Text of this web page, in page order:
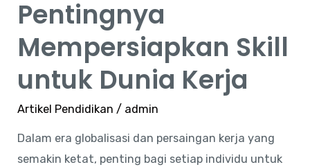
Pentingnya
Mempersiapkan Skill
untuk Dunia Kerja
Artikel Pendidikan / admin
Dalam era globalisasi dan persaingan kerja yang
semakin ketat, penting bagi setiap individu untuk